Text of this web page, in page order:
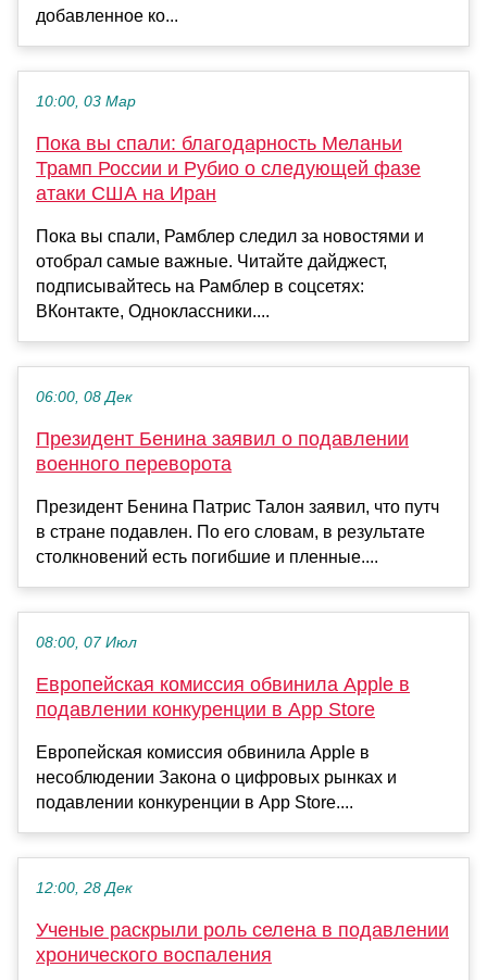
добавленное ко...
10:00, 03 Мар
Пока вы спали: благодарность Меланьи
Трамп России и Рубио о следующей фазе
атаки США на Иран
Пока вы спали, Рамблер следил за новостями и
отобрал самые важные. Читайте дайджест,
подписывайтесь на Рамблер в соцсетях:
ВКонтакте, Одноклассники....
06:00, 08 Дек
Президент Бенина заявил о подавлении
военного переворота
Президент Бенина Патрис Талон заявил, что путч
в стране подавлен. По его словам, в результате
столкновений есть погибшие и пленные....
08:00, 07 Июл
Европейская комиссия обвинила Apple в
подавлении конкуренции в App Store
Европейская комиссия обвинила Apple в
несоблюдении Закона о цифровых рынках и
подавлении конкуренции в App Store....
12:00, 28 Дек
Ученые раскрыли роль селена в подавлении
хронического воспаления